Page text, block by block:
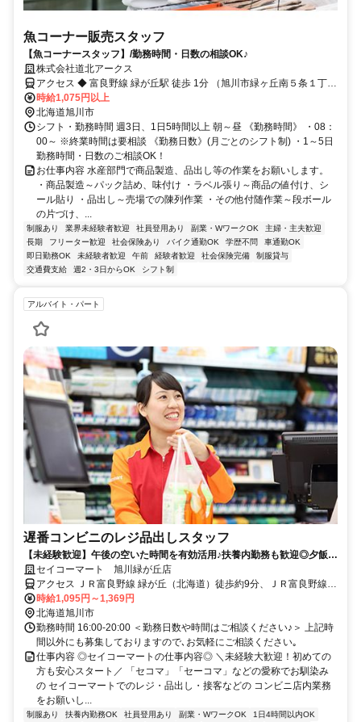
魚コーナー販売スタッフ
【魚コーナースタッフ】/勤務時間・日数の相談OK♪
株式会社道北アークス
アクセス ◆ 富良野線 緑が丘駅 徒歩 1分 （旭川市緑ヶ丘南５条１丁目
１番８号）
時給1,075円以上
北海道旭川市
シフト・勤務時間 週3日、1日5時間以上 朝～昼 《勤務時間》 ・08：
00～ ※終業時間は要相談 《勤務日数》(月ごとのシフト制) ・1～5日
勤務時間・日数のご相談OK！
お仕事内容 水産部門で商品製造、品出し等の作業をお願いします。
・商品製造～パック詰め、味付け ・ラベル張り～商品の値付け、シ
ール貼り ・品出し～売場での陳列作業 ・その他付随作業～段ボール
の片づけ、...
制服あり 業界未経験者歓迎 社員登用あり 副業・WワークOK
主婦・主夫歓迎
長期
フリーター歓迎 社会保険あり バイク通勤OK 学歴不問
車通勤OK
即日勤務OK
未経験者歓迎 午前 経験者歓迎 社会保険完備
制服貸与
交通費支給
週2・3日からOK シフト制
アルバイト・パート
遅番コンビニのレジ品出しスタッフ
【未経験歓迎】午後の空いた時間を有効活用♪扶養内勤務も歓迎◎夕飯準
備に間に合う時間までもOK☆
セイコーマート 旭川緑が丘店
アクセス ＪＲ富良野線 緑が丘（北海道）徒歩約9分、ＪＲ富良野線
西御料徒歩約11分、ＪＲ富良野線 神楽岡徒歩約30分
時給1,095円～1,369円
北海道旭川市
勤務時間 16:00-20:00 ＜勤務日数や時間はご相談ください♪＞ 上記時
間以外にも募集しておりますので､お気軽にご相談ください｡
仕事内容 ◎セイコーマートの仕事内容◎ ＼未経験大歓迎！初めての
方も安心スタート／ 「セコマ」「セーコマ」などの愛称でお馴染み
の セイコーマートでのレジ・品出し・接客などの コンビニ店内業務
をお願いし...
制服あり 扶養内勤務OK 社員登用あり 副業・WワークOK
1日4時間以内OK